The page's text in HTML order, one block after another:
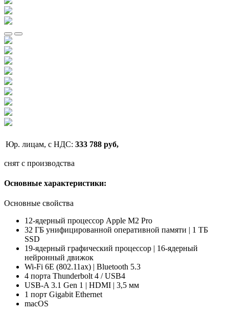
Юр. лицам, с НДС: 333 788 руб,
снят с производства
Основные характеристики:
Основные свойства
12-ядерный процессор Apple M2 Pro
32 ГБ унифицированной оперативной памяти | 1 ТБ
SSD
19-ядерный графический процессор | 16-ядерный
нейронный движок
Wi-Fi 6E (802.11ax) | Bluetooth 5.3
4 порта Thunderbolt 4 / USB4
USB-A 3.1 Gen 1 | HDMI | 3,5 мм
1 порт Gigabit Ethernet
macOS